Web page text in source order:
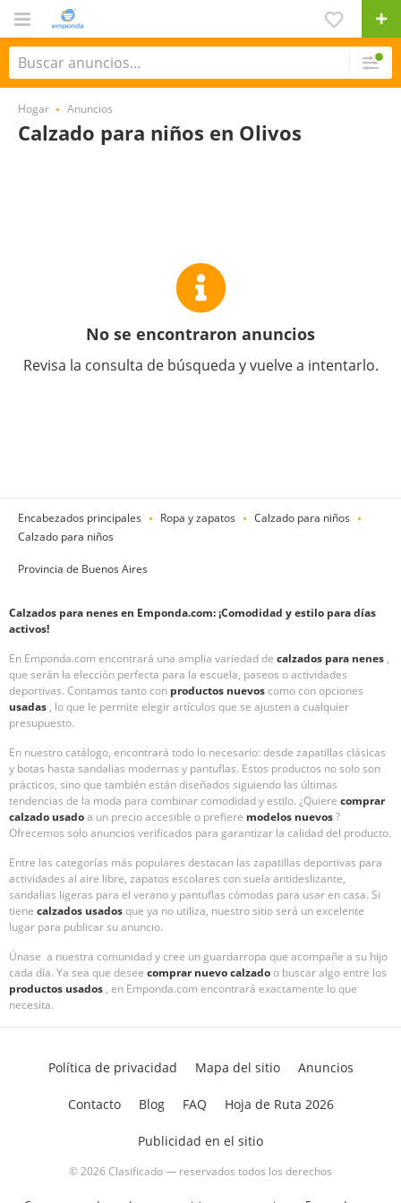
Hogar Anuncios
Calzado para niños en Olivos
No se encontraron anuncios
Revisa la consulta de búsqueda y vuelve a intentarlo.
Encabezados principales Ropa y zapatos
Calzado para niños
Calzado para niños
Provincia de Buenos Aires
Calzados para nenes en Emponda.com: ¡Comodidad y estilo para días
activos!
En Emponda.com encontrará una amplia variedad de calzados para nenes ,
que serán la elección perfecta para la escuela, paseos o actividades
deportivas. Contamos tanto con productos nuevoscomo con opciones
usadas , lo que le permite elegir artículos que se ajusten a cualquier
presupuesto.
En nuestro catálogo, encontrará todo lo necesario: desde zapatillas clásicas
y botas hasta sandalias modernas y pantuflas. Estos productos no solo son
prácticos, sino que también están diseñados siguiendo las últimas
tendencias de la moda para combinar comodidad y estilo. ¿Quiere comprar
calzado usadoa un precio accesible o prefiere modelos nuevos?
Ofrecemos solo anuncios verificados para garantizar la calidad del producto.
Entre las categorías más populares destacan las zapatillas deportivas para
actividades al aire libre, zapatos escolares con suela antideslizante,
sandalias ligeras para el verano y pantuflas cómodas para usar en casa. Si
tiene calzados usadosque ya no utiliza, nuestro sitio será un excelente
lugar para publicar su anuncio.
Únase a nuestra comunidad y cree un guardarropa que acompañe a su hijo
cada día. Ya sea que desee comprar nuevo calzadoo buscar algo entre los
productos usados , en Emponda.com encontrará exactamente lo que
necesita.
© 2026 Clasificado — reservados todos los derechos
Política de privacidad Mapa del sitio Anuncios
Contacto Blog FAQ Hoja de Ruta 2026
Publicidad en el sitio